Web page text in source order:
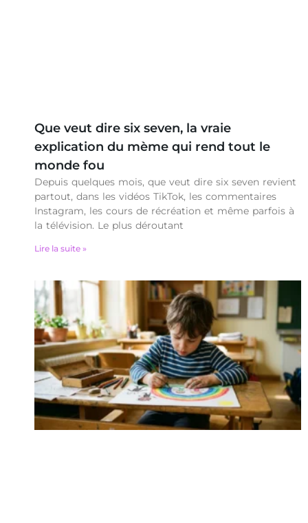
Que veut dire six seven, la vraie
explication du mème qui rend tout le
monde fou
Depuis quelques mois, que veut dire six seven revient
partout, dans les vidéos TikTok, les commentaires
Instagram, les cours de récréation et même parfois à
la télévision. Le plus déroutant
Lire la suite »